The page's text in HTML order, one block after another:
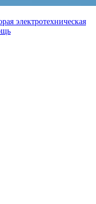
электротехническая